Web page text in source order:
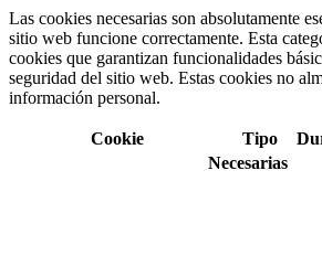
Las cookies necesarias son absolutamente
sitio web funcione correctamente. Esta
cookies que garantizan funcionalidades
seguridad del sitio web. Estas cookies no
información personal.
Cookie Tipo
Necesarias